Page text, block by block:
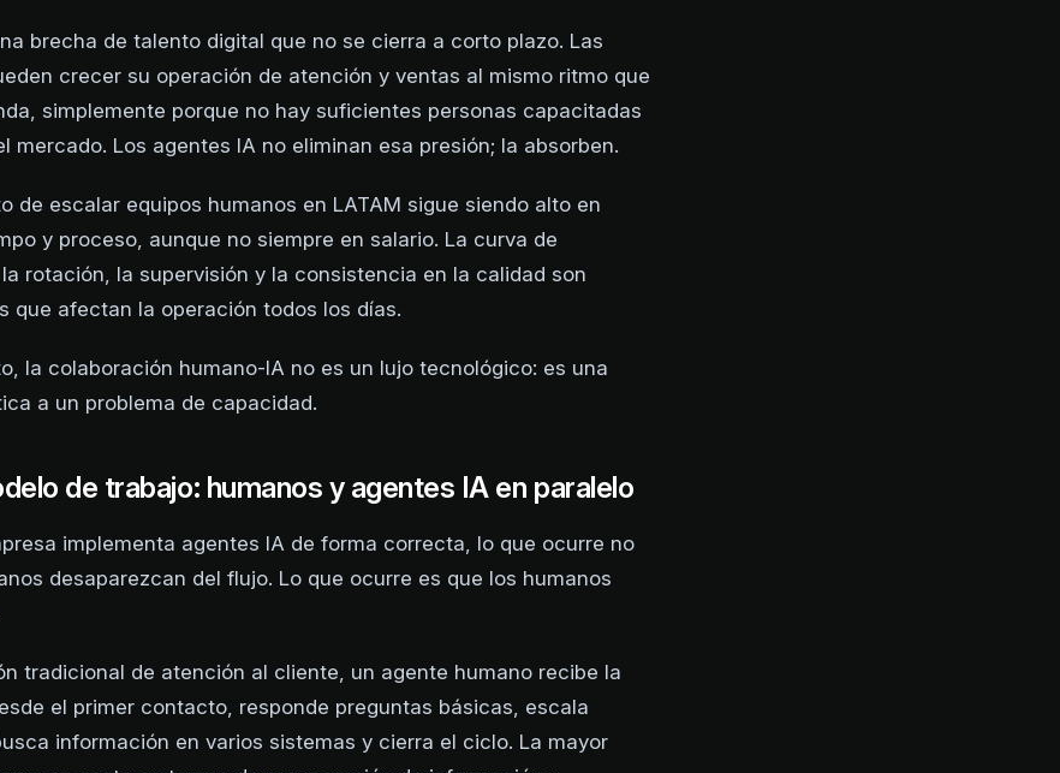
brecha de talento digital que no se cierra a corto plazo. Las
crecer su operación de atención y ventas al mismo ritmo que
simplemente porque no hay suficientes personas capacitadas
mercado. Los agentes IA no eliminan esa presión; la absorben.
de escalar equipos humanos en LATAM sigue siendo alto en
y proceso, aunque no siempre en salario. La curva de
rotación, la supervisión y la consistencia en la calidad son
que afectan la operación todos los días.
la colaboración humano-IA no es un lujo tecnológico: es una
a un problema de capacidad.
de trabajo: humanos y agentes IA en paralelo
implementa agentes IA de forma correcta, lo que ocurre no
desaparezcan del flujo. Lo que ocurre es que los humanos
tradicional de atención al cliente, un agente humano recibe la
el primer contacto, responde preguntas básicas, escala
información en varios sistemas y cierra el ciclo. La mayor